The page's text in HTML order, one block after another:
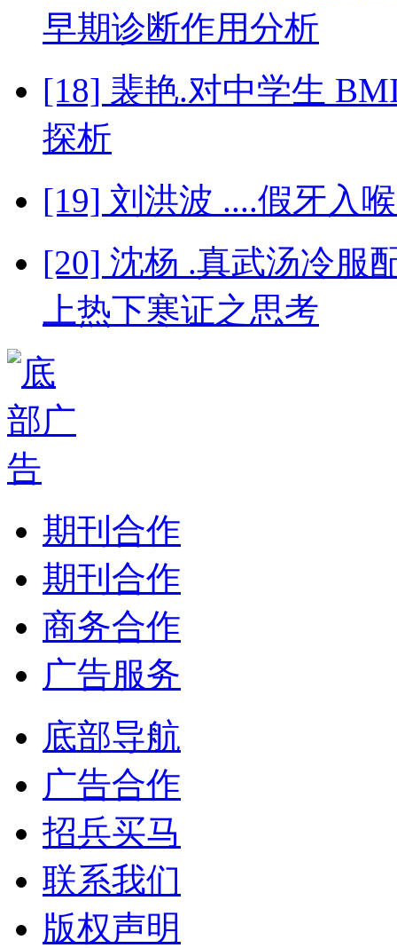
早期诊断作用分析
[18] 裴艳.对中学生
探析
[19] 刘洪波 ....假牙入
[20] 沈杨 .真武汤冷服
上热下寒证之思考
期刊合作
期刊合作
商务合作
广告服务
底部导航
广告合作
招兵买马
联系我们
版权声明